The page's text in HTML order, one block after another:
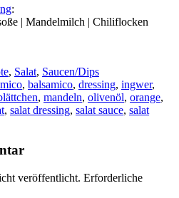
:
| Mandelmilch | Chiliflocken
, Salat, Saucen/Dips
, balsamico, dressing, ingwer,
, mandeln, olivenöl, orange,
, salat dressing, salat sauce, salat
veröffentlicht. Erforderliche